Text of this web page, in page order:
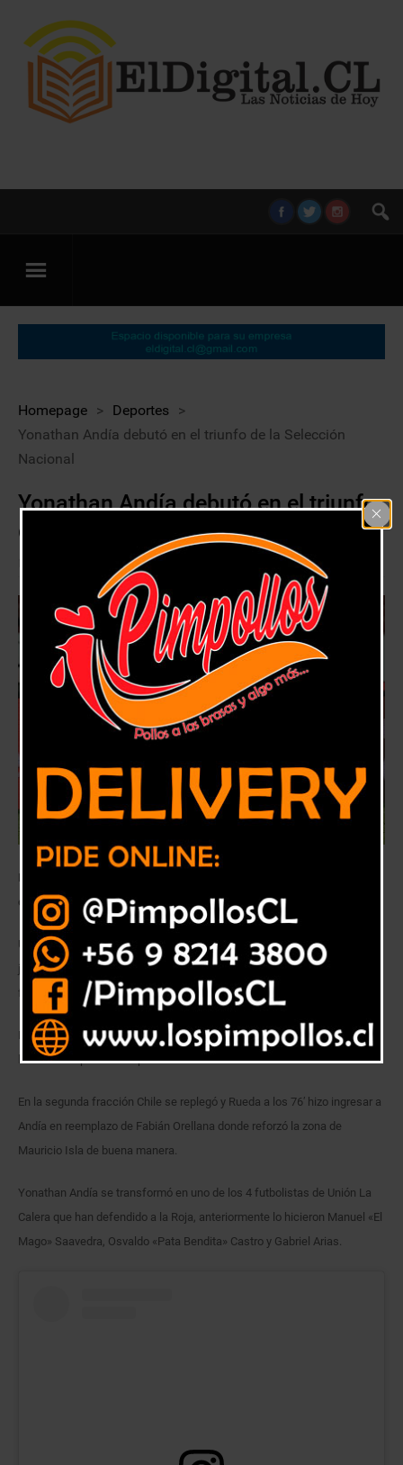
Homepage > Deportes >
Yonathan Andía debutó en el triunfo de la Selección
Nacional
Yonathan Andía debutó en el triunfo
de la Selección Nacional
13 noviembre, 2020 Deportes
El «Jugador del Pueblo» o simplemente el «Cachorro» tuvo su debut en
clasificatoria ante Perú.
Unión La Calera se transformó en el equipo chileno que más aportó con
jugadores en esta doble fecha clasificatoria, por un lado en delantera
fue nominado Andrés Vilches y al lateral Yonathan Andía.
La Roja iba ganando con dos goles de Arturo Vidal anotados en los 20′ y
los 35′ de la primera etapa.
En la segunda fracción Chile se replegó y Rueda a los 76′ hizo ingresar a
Andía en reemplazo de Fabián Orellana donde reforzó la zona de
Mauricio Isla de buena manera.
Yonathan Andía se transformó en uno de los 4 futbolistas de Unión La
Calera que han defendido a la Roja, anteriormente lo hicieron Manuel «El
Mago» Saavedra, Osvaldo «Pata Bendita» Castro y Gabriel Arias.